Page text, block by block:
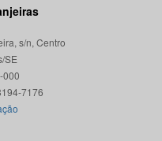
s/n, Centro
SE
000